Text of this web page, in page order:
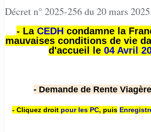
Décret n° 2025-256 du 20 mars 2025
- La CEDH condamne la
mauvaises conditions de vie
d'accueil le 04 Avril
- Demande de Rente
- Cliquez droit pour les PC, puis